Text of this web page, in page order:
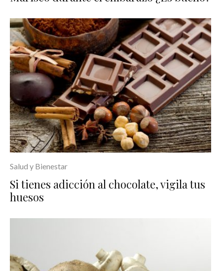
Salud y Bienestar
Si tienes adicción al chocolate, vigila tus
huesos